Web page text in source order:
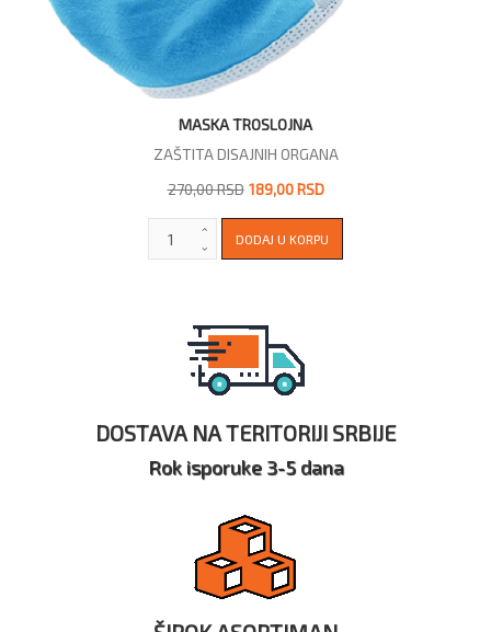
MASKA TROSLOJNA
ZAŠTITA DISAJNIH ORGANA
270,00 RSD 189,00 RSD
DOSTAVA NA TERITORIJI SRBIJE
Rok isporuke 3-5 dana